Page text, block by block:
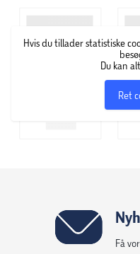
Inkluderer 2
Farve: Sort | Chrome.
Hvis du tillader statistiske
Du kan
Ret
Få